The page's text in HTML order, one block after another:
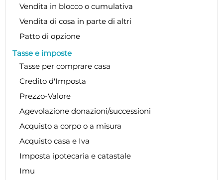
Vendita in blocco o cumulativa
Vendita di cosa in parte di altri
Patto di opzione
Tasse e imposte
Tasse per comprare casa
Credito d'Imposta
Prezzo-Valore
Agevolazione donazioni/successioni
Acquisto a corpo o a misura
Acquisto casa e Iva
Imposta ipotecaria e catastale
Imu